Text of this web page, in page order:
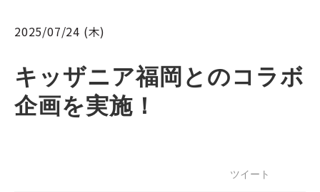
2025/07/24 (木)
キッザニア福岡とのコラボ
企画を実施！
ツイート